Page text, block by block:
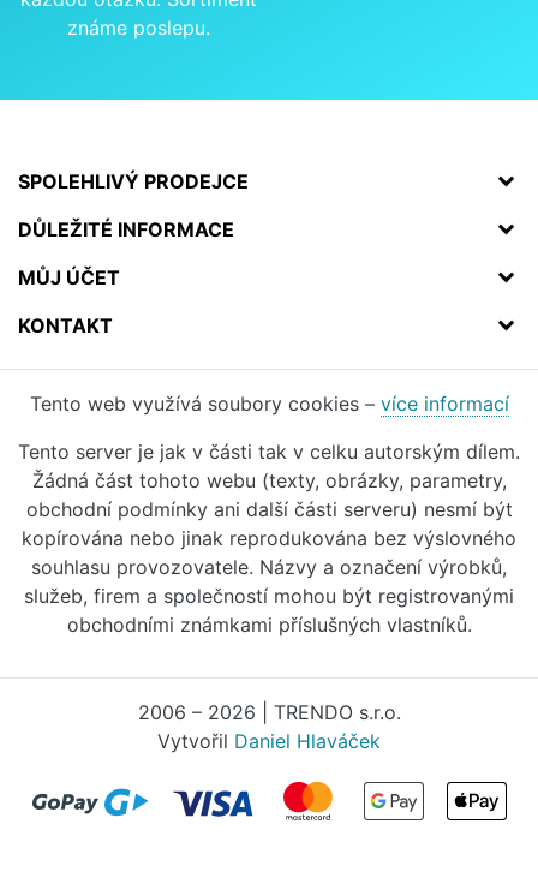
známe poslepu.
SPOLEHLIVÝ PRODEJCE
DŮLEŽITÉ INFORMACE
MŮJ ÚČET
KONTAKT
Tento web využívá soubory cookies – více informací
Tento server je jak v části tak v celku autorským dílem.
Žádná část tohoto webu (texty, obrázky, parametry,
obchodní podmínky ani další části serveru) nesmí být
kopírována nebo jinak reprodukována bez výslovného
souhlasu provozovatele. Názvy a označení výrobků,
služeb, firem a společností mohou být registrovanými
obchodními známkami příslušných vlastníků.
2006 – 2026 | TRENDO s.r.o.
Vytvořil Daniel Hlaváček